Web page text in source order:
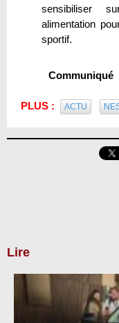
sensibiliser
alimentation
sportif.
Communiqué
PLUS : ACTU
Lire